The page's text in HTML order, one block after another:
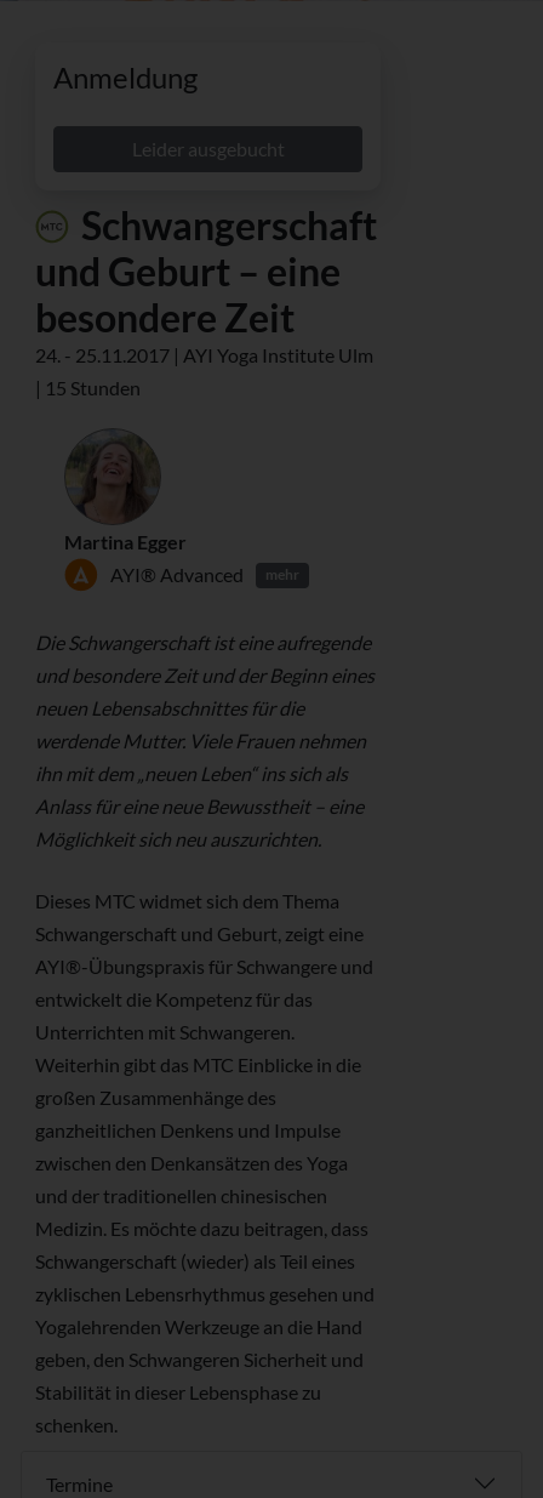
Anmeldung
Leider ausgebucht
Schwangerschaft
und Geburt – eine
besondere Zeit
24. - 25.11.2017 | AYI Yoga Institute Ulm
| 15 Stunden
Martina Egger
AYI® Advanced
mehr
Die Schwangerschaft ist eine aufregende
und besondere Zeit und der Beginn eines
neuen Lebensabschnittes für die
werdende Mutter. Viele Frauen nehmen
ihn mit dem „neuen Leben“ ins sich als
Anlass für eine neue Bewusstheit – eine
Möglichkeit sich neu auszurichten.
Dieses MTC widmet sich dem Thema
Schwangerschaft und Geburt, zeigt eine
AYI®-Übungspraxis für Schwangere und
entwickelt die Kompetenz für das
Unterrichten mit Schwangeren.
Weiterhin gibt das MTC Einblicke in die
großen Zusammenhänge des
ganzheitlichen Denkens und Impulse
zwischen den Denkansätzen des Yoga
und der traditionellen chinesischen
Medizin. Es möchte dazu beitragen, dass
Schwangerschaft (wieder) als Teil eines
zyklischen Lebensrhythmus gesehen und
Yogalehrenden Werkzeuge an die Hand
geben, den Schwangeren Sicherheit und
Stabilität in dieser Lebensphase zu
schenken.
Termine